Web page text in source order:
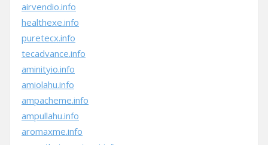
airvendio.info
healthexe.info
puretecx.info
tecadvance.info
aminityio.info
amiolahu.info
ampacheme.info
ampullahu.info
aromaxme.info